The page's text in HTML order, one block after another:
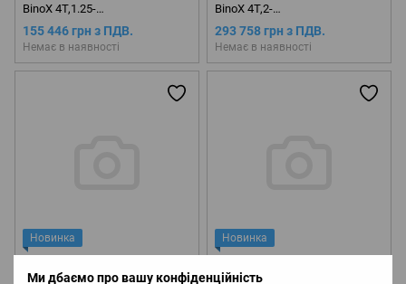
Ми дбаємо про вашу конфіденційність
BinoX 4T,1.25-
5x,384x288,19mm,Thermal
Binocular with LRF
155 446 грн з ПДВ.
Немає в наявності
BinoX 4T,2-
8x,384x288,25mm,Thermal
Binocular with LRF
293 758 грн з ПДВ.
Немає в наявності
Новинка
BinoX 4T,4.5-
Новинка
Binox-4T 640-2.5-